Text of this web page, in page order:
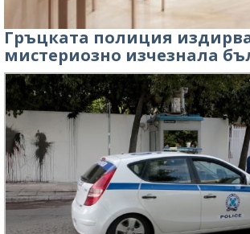
Гръцката полиция
мистериозно изчезнала